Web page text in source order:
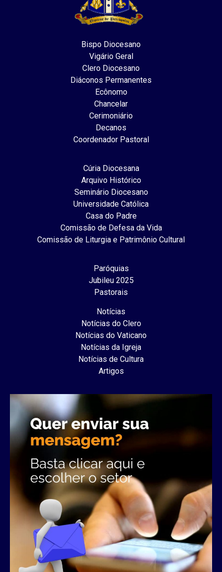
Bispo Diocesano
Vigário Geral
Clero Diocesano
Diáconos Permanentes
Ecônomo
Chancelar
Cerimoniário
Decanos
Coordenador Pastoral
Cúria Diocesana
Arquivo Histórico
Seminário Diocesano
Universidade Católica
Casa do Padre
Comissão de Defesa da Vida
Comissão de Liturgia e Patrimônio Cultural
Paróquias
Jubileu 2025
Pastorais
Notícias
Notícias do Clero
Notícias do Vaticano
Notícias da Igreja
Notícias de Cultura
Artigos